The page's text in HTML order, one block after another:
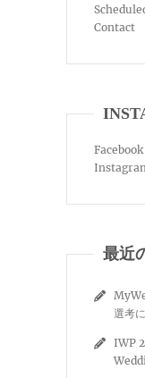
Contact
Facebook
最近
選考
IWP